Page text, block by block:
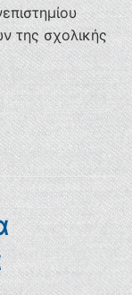
της σχολικής